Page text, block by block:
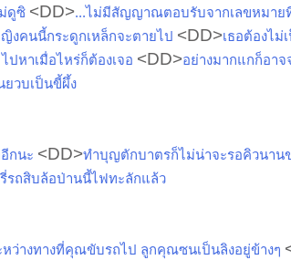
ดูซิ <DD>...ไม่มีสัญญาณตอบรับจากเลขหมาย
งคนนี้กระดูกเหล็กจะตายไป <DD>เธอต้องไม่
ปหาเมื่อไหร่ก็ต้องเจอ <DD>อย่างมากแกก็อา
ยวบเป็นขี้ผึ้ง
กนะ <DD>ทำบุญตักบาตรก็ไม่น่าจะรอคิวนาน
รถสิบล้อป่านนี้ไฟทะลักแล้ว
หว่างทางที่คุณขับรถไป ลูกคุณซนเป็นลิงอยู่ข้างๆ